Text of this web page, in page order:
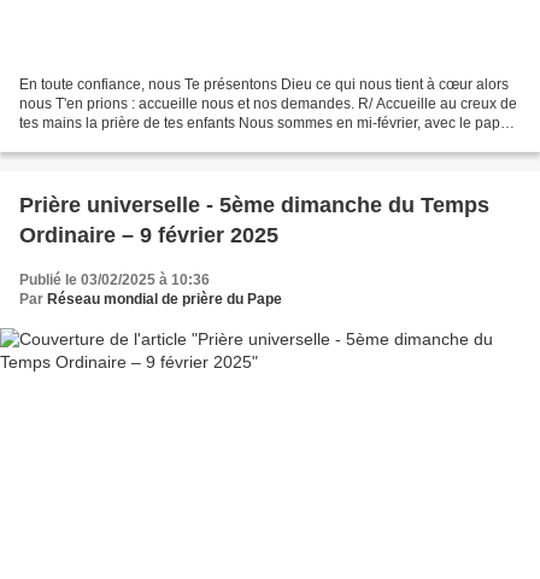
En toute confiance, nous Te présentons Dieu ce qui nous tient à cœur alors
nous T'en prions : accueille nous et nos demandes. R/ Accueille au creux de
tes mains la prière de tes enfants Nous sommes en mi-février, avec le pape
Prière universelle - 5ème dimanche du Temps
Ordinaire – 9 février 2025
Publié le 03/02/2025 à 10:36
Par Réseau mondial de prière du Pape